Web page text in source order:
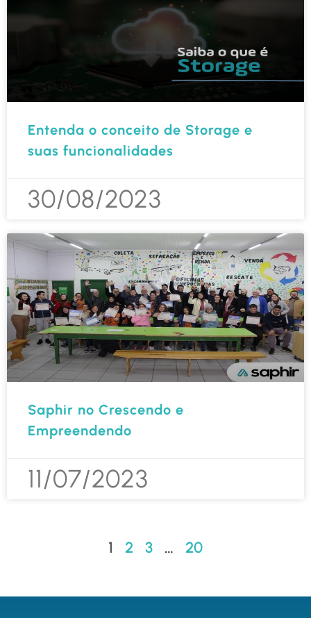
Entenda o conceito de Storage e
suas funcionalidades
30/08/2023
Saphir no Crescendo e
Empreendendo
11/07/2023
1 2 3 … 20